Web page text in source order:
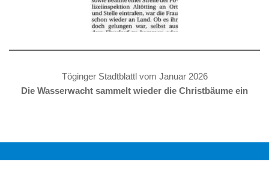
Töginger Stadtblattl vom Januar 2026
Die Wasserwacht sammelt wieder die Christbäume ein